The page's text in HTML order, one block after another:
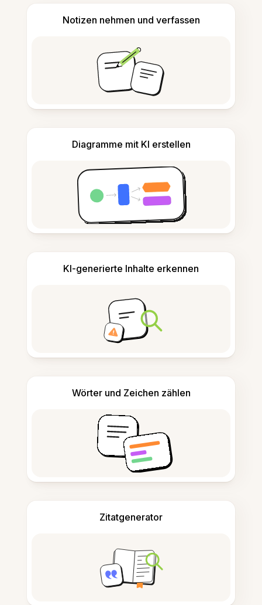
Notizen nehmen und verfassen
Diagramme mit KI erstellen
KI-generierte Inhalte erkennen
Wörter und Zeichen zählen
Zitatgenerator